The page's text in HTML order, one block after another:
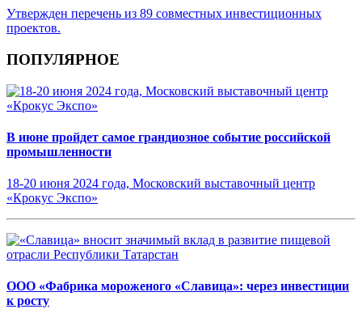
Утвержден перечень из 89 совместных инвестиционных
проектов.
ПОПУЛЯРНОЕ
В июне пройдет самое грандиозное событие российской
промышленности
18-20 июня 2024 года, Московский выставочный центр
«Крокус Экспо»
ООО «Фабрика мороженого «Славица»: через инвестиции
к росту